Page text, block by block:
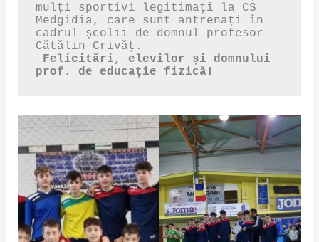
mulți sportivi legitimați la CS
Medgidia, care sunt antrenați în
cadrul școlii de domnul profesor
prof. de educație fizică!